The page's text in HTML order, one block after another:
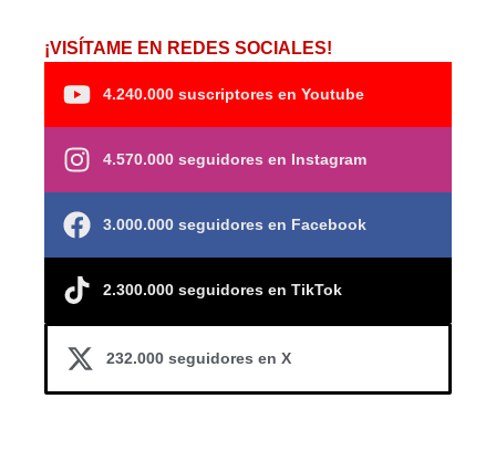
¡VISÍTAME EN REDES SOCIALES!
4.240.000 suscriptores en Youtube
4.570.000 seguidores en Instagram
3.000.000 seguidores en Facebook
2.300.000 seguidores en TikTok
232.000 seguidores en X